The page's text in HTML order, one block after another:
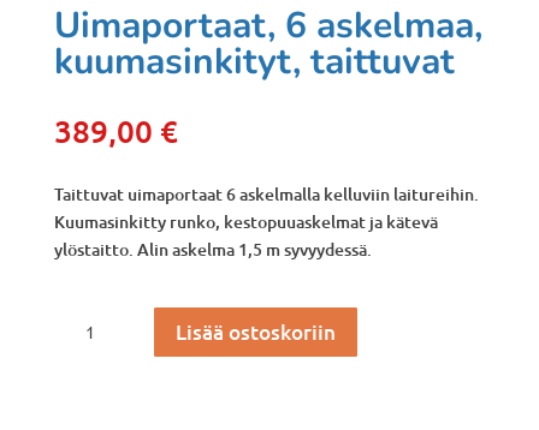
Uimaportaat, 6 askelmaa,
kuumasinkityt, taittuvat
389,00 €
Taittuvat uimaportaat 6 askelmalla kelluviin laitureihin.
Kuumasinkitty runko, kestopuuaskelmat ja kätevä
ylöstaitto. Alin askelma 1,5 m syvyydessä.
Uimaportaat,
Lisää ostoskoriin